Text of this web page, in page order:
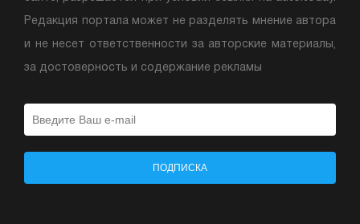
Редакция портала может не разделять мнение автора
и не несет ответственности за авторские материалы,
за достоверность и содержание рекламы
ПОДПИСКА